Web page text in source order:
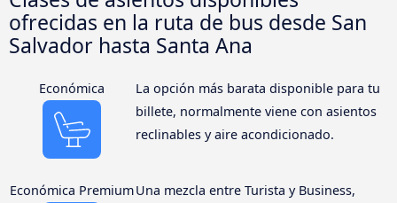
ofrecidas en la ruta de bus desde San
Salvador hasta Santa Ana
Económica
La opción más barata disponible para tu
billete, normalmente viene con asientos
reclinables y aire acondicionado.
Económica PremiumUna mezcla entre Turista y Business,